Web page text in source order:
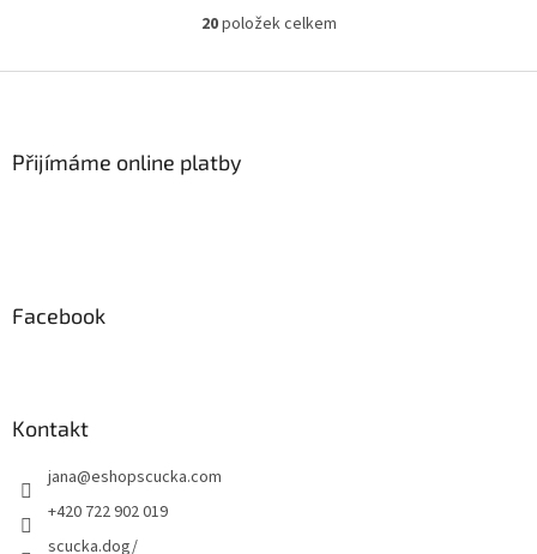
O
l
20položek celkem
Přijímáme online platby
Facebook
Kontakt
jana@eshopscucka.com
+420 722 902 019
scucka.dog/